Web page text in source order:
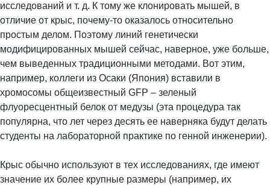
исследований и т. д. К тому же клонировать мышей, в
отличие от крыс, почему-то оказалось относительно
простым делом. Поэтому линий генетически
модифицированных мышей сейчас, наверное, уже больше,
чем выведенных традиционными методами. Вот этим,
например, коллеги из Осаки (Япония) вставили в
хромосомы общеизвестный GFP – зеленый
флуоресцентный белок от медузы (эта процедура так
популярна, что лет через десять ее наверняка будут делать
студенты на лабораторной практике по генной инженерии).
Крыс обычно используют в тех исследованиях, где имеют
значение их более крупные размеры (например, их